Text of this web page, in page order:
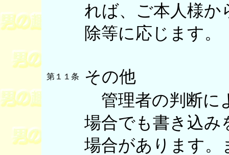
れば、ご本人様か
除等に応じます。
第１１条
その他
管理者の判断に
場合でも書き込み
場合があります。